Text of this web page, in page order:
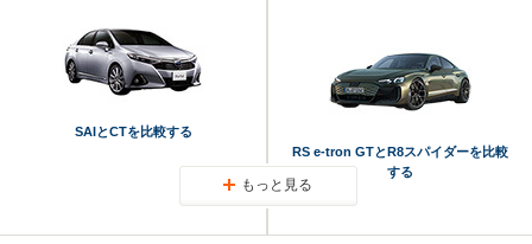
SAIとCTを比較する
RS e-tron GTとR8スパイダーを比較
する
もっと見る